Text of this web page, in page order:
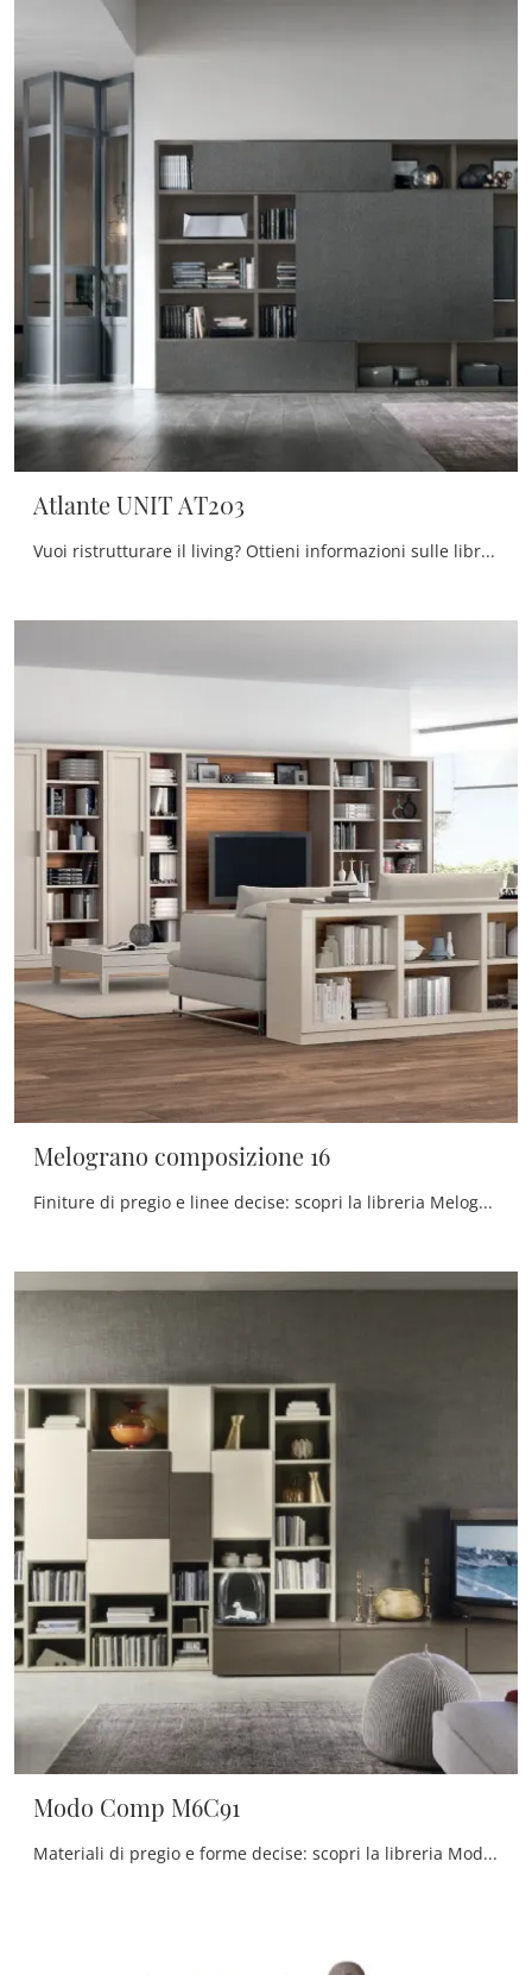
Atlante UNIT AT203
Vuoi ristrutturare il living? Ottieni informazioni sulle librerie moderne componibili e arreda i tuoi spazi con il modello Atlante UNIT AT203.
Melograno composizione 16
Finiture di pregio e linee decise: scopri la libreria Melograno composizione 16 di Le Fablier tra le più originali Librerie moderne componibili.
Modo Comp M6C91
Materiali di pregio e forme decise: scopri la libreria Modo Comp M6C91 di Sangiacomo tra le più esclusive Librerie moderne componibili.